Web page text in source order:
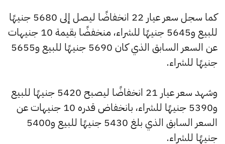
كما سجل سعر عيار 22 انخفاضًا ليصل إلى 5680 جنيهًا
للبيع و5645 جنيهًا للشراء، منخفضًا بقيمة 10 جنيهات
عن السعر السابق الذي كان 5690 جنيهًا للبيع و5655
جنيهًا للشراء.
وشهد سعر عيار 21 انخفاضًا ليصبح 5420 جنيهًا للبيع
و5390 جنيهًا للشراء، بانخفاض قدره 10 جنيهات عن
السعر السابق الذي بلغ 5430 جنيهًا للبيع و5400
جنيهًا للشراء.